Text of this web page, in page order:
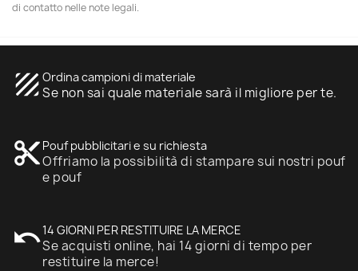
di contatto nelle note legali.
texture Ordina campioni di materiale
Se non sai quale materiale sarà il migliore per te.
content_cut Pouf pubblicitari e su richiesta
Offriamo la possibilità di stampare sui nostri pouf
e pouf
undo14 GIORNI PER RESTITUIRE LA MERCE
Se acquisti online, hai 14 giorni di tempo per
restituire la merce!